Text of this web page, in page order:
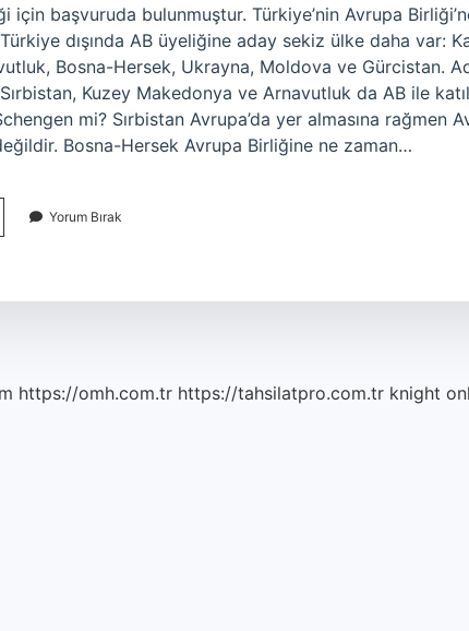
için başvuruda bulunmuştur. Türkiye’nin Avrupa
dışında AB üyeliğine aday sekiz ülke daha var:
Bosna-Hersek, Ukrayna, Moldova ve Gürcistan.
Kuzey Makedonya ve Arnavutluk da AB ile
mi? Sırbistan Avrupa’da yer almasına rağmen
Bosna-Hersek Avrupa Birliğine ne zaman…
Yorum Bırak
https://omh.com.tr https://tahsilatpro.com.tr knight